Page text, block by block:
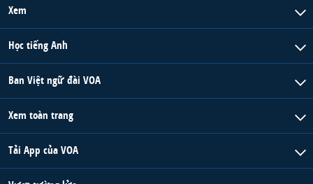
Xem
Học tiếng Anh
Ban Việt ngữ đài VOA
Xem toàn trang
Tải App của VOA